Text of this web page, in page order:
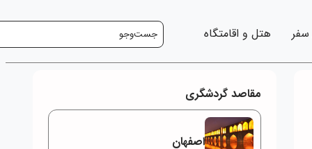
سفر هتل و اقامتگاه
مقاصد گردشگری
اصفهان